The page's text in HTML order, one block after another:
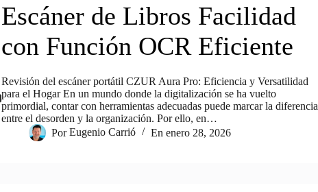
Escáner de Libros Facilidad
con Función OCR Eficiente
Revisión del escáner portátil CZUR Aura Pro: Eficiencia y Versatilidad
para el Hogar En un mundo donde la digitalización se ha vuelto
primordial, contar con herramientas adecuadas puede marcar la diferencia
entre el desorden y la organización. Por ello, en…
Por Eugenio Carrió En enero 28, 2026